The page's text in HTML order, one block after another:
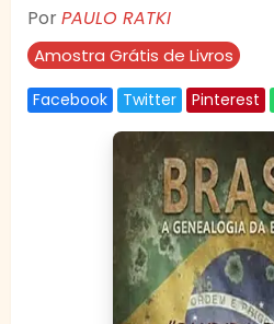
PorPAULO RATKI
Amostra Grátis de Livros
Facebook Twitter Pinterest